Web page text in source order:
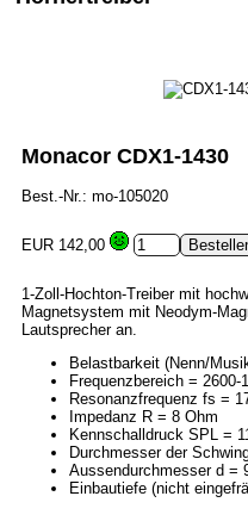
Monacor CDX1-1430
Best.-Nr.: mo-105020
EUR 142,00
1-Zoll-Hochton-Treiber mit
Magnetsystem mit Neodym-
Lautsprecher an.
Belastbarkeit (Nenn/
Frequenzbereich = 2600-
Resonanzfrequenz fs =
Impedanz R = 8 Ohm
Kennschalldruck SPL =
Durchmesser der
Aussendurchmesser d =
Einbautiefe (nicht